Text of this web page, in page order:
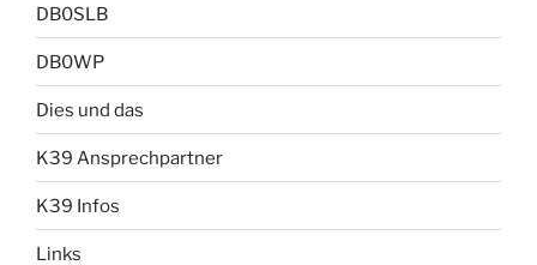
DB0SLB
DB0WP
Dies und das
K39 Ansprechpartner
K39 Infos
Links